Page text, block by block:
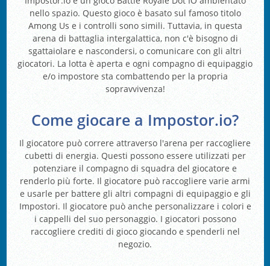
nello spazio. Questo gioco è basato sul famoso titolo
Among Us e i controlli sono simili. Tuttavia, in questa
arena di battaglia intergalattica, non c'è bisogno di
sgattaiolare e nascondersi, o comunicare con gli altri
giocatori. La lotta è aperta e ogni compagno di equipaggio
e/o impostore sta combattendo per la propria
sopravvivenza!
Come giocare a Impostor.io?
Il giocatore può correre attraverso l'arena per raccogliere
cubetti di energia. Questi possono essere utilizzati per
potenziare il compagno di squadra del giocatore e
renderlo più forte. Il giocatore può raccogliere varie armi
e usarle per battere gli altri compagni di equipaggio e gli
Impostori. Il giocatore può anche personalizzare i colori e
i cappelli del suo personaggio. I giocatori possono
raccogliere crediti di gioco giocando e spenderli nel
negozio.